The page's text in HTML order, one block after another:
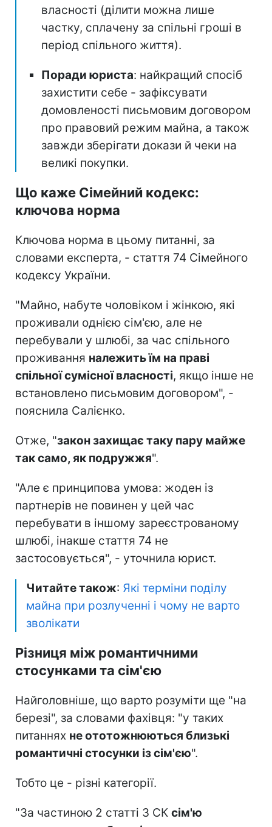
власності (ділити можна лише
частку, сплачену за спільні гроші в
період спільного життя).
Поради юриста: найкращий спосіб
захистити себе - зафіксувати
домовленості письмовим договором
про правовий режим майна, а також
завжди зберігати докази й чеки на
великі покупки.
Що каже Сімейний кодекс:
ключова норма
Ключова норма в цьому питанні, за
словами експерта, - стаття 74 Сімейного
кодексу України.
"Майно, набуте чоловіком і жінкою, які
проживали однією сім'єю, але не
перебували у шлюбі, за час спільного
проживання належить їм на праві
спільної сумісної власності, якщо інше не
встановлено письмовим договором", -
пояснила Салієнко.
Отже, "закон захищає таку пару майже
так само, як подружжя".
"Але є принципова умова: жоден із
партнерів не повинен у цей час
перебувати в іншому зареєстрованому
шлюбі, інакше стаття 74 не
застосовується", - уточнила юрист.
Читайте також: Які терміни поділу
майна при розлученні і чому не варто
зволікати
Різниця між романтичними
стосунками та сім'єю
Найголовніше, що варто розуміти ще "на
березі", за словами фахівця: "у таких
питаннях не ототожнюються близькі
романтичні стосунки із сім'єю".
Тобто це - різні категорії.
"За частиною 2 статті 3 СК сім'ю